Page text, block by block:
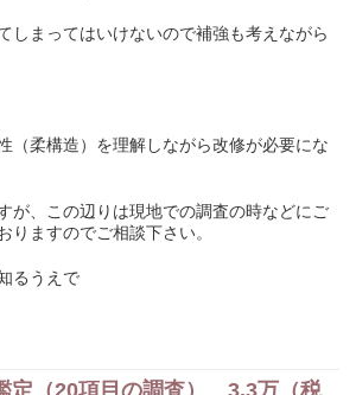
しまってはいけないので補強も考えながら
（柔構造）を理解しながら改修が必要にな
が、この辺りは現地での調査の時などにご
りますのでご相談下さい。
るうえで